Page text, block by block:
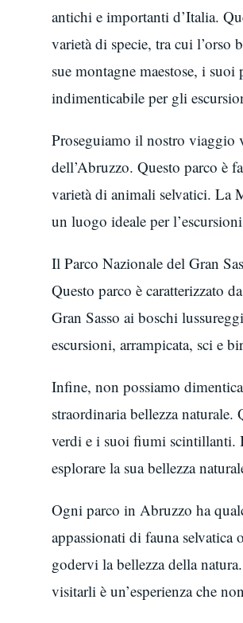
antichi e importanti d’Italia.
varietà di specie, tra cui
sue montagne maestose, i
indimenticabile per gli
Proseguiamo il nostro viaggio
dell’Abruzzo. Questo parco è
varietà di animali selvatici. La
un luogo ideale per
Il Parco Nazionale del Gran
Questo parco è caratterizzato
Gran Sasso ai boschi
escursioni, arrampicata, sci e
Infine, non possiamo
straordinaria bellezza
verdi e i suoi fiumi scintillanti.
esplorare la sua bellezza
Ogni parco in Abruzzo ha
appassionati di fauna
godervi la bellezza della
visitarli è un’esperienza che